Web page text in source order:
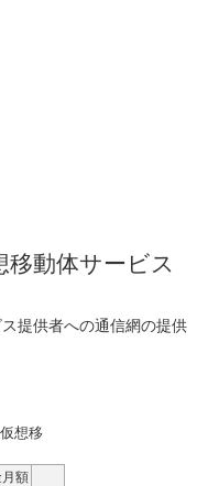
移動体サービス
提供者への通信網の提供
想移
額